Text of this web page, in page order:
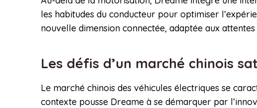
les habitudes du conducteur pour optimiser
nouvelle dimension connectée, adaptée aux
Les défis d’un marché chinois
Le marché chinois des véhicules électriques se
contexte pousse Dreame à se démarquer par